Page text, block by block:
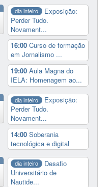
dia inteiro
Exposição:
Perder Tudo.
Novament...
16:00Curso de formação
em Jornalismo ...
19:00Aula Magna do
IELA: Homenagem ao...
dia inteiro
Exposição:
Perder Tudo.
Novament...
14:00Soberania
tecnológica e digital
dia inteiro
Desafio
Universitário de
Nautide...